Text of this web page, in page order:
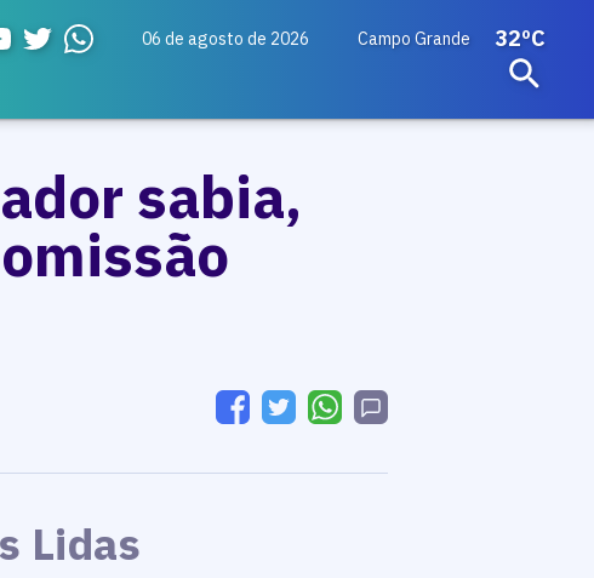
06 de agosto de 2026 Campo Grande 32ºC
sabia,
Lidas